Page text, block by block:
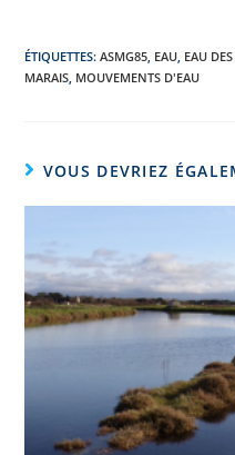
ÉTIQUETTES:ASMG85, EAU, EAU
MARAIS, MOUVEMENTS D'EAU
VOUS DEVRIEZ